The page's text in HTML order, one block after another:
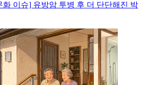
화 이슈] 유방암 투병 후 더 단단해진 박